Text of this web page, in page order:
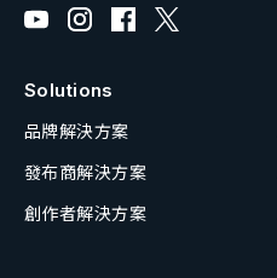
Solutions
品牌解決方案
發布商解決方案
創作者解決方案